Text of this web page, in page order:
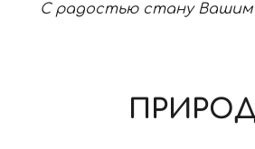
С радостью стану